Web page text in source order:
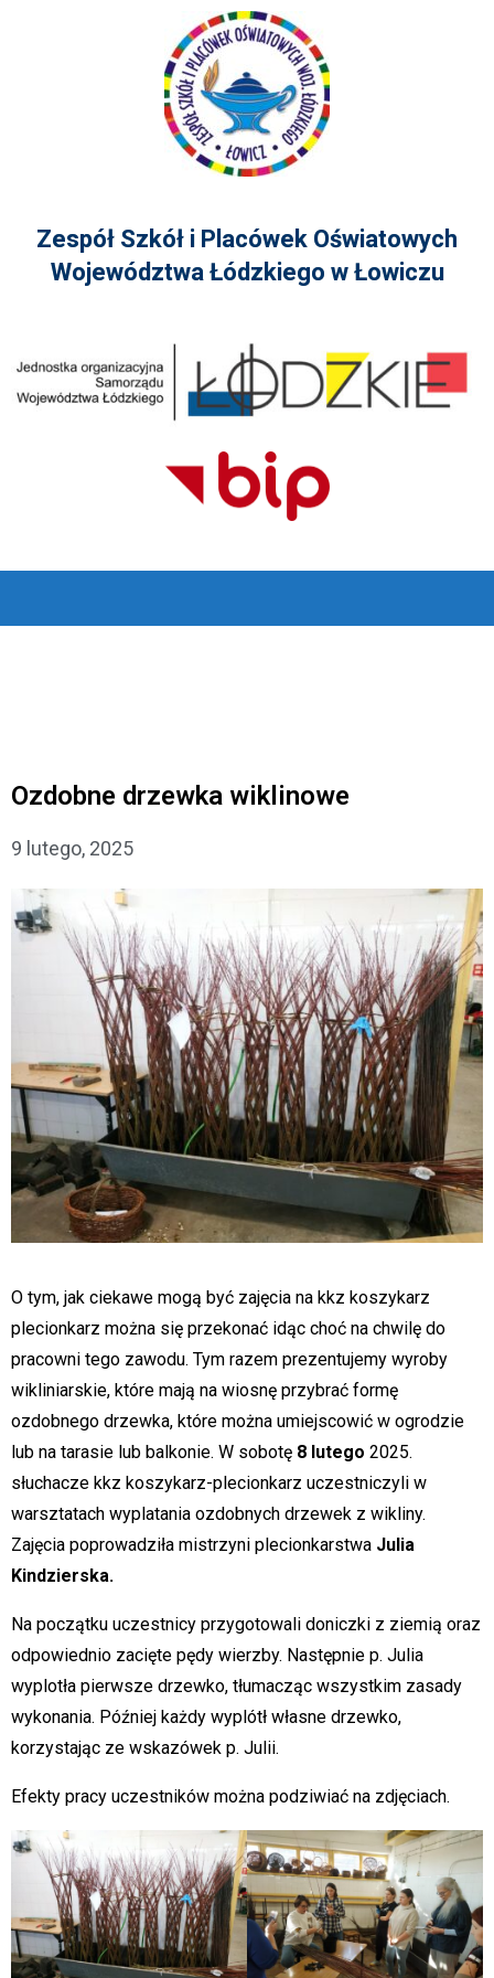
Zespół Szkół i Placówek Oświatowych
Województwa Łódzkiego w Łowiczu
Ozdobne drzewka wiklinowe
9 lutego, 2025
O tym, jak ciekawe mogą być zajęcia na kkz koszykarz
plecionkarz można się przekonać idąc choć na chwilę do
pracowni tego zawodu. Tym razem prezentujemy wyroby
wikliniarskie, które mają na wiosnę przybrać formę
ozdobnego drzewka, które można umiejscowić w ogrodzie
lub na tarasie lub balkonie. W sobotę 8 lutego 2025.
słuchacze kkz koszykarz-plecionkarz uczestniczyli w
warsztatach wyplatania ozdobnych drzewek z wikliny.
Zajęcia poprowadziła mistrzyni plecionkarstwa Julia
Kindzierska.
Na początku uczestnicy przygotowali doniczki z ziemią oraz
odpowiednio zacięte pędy wierzby. Następnie p. Julia
wyplotła pierwsze drzewko, tłumacząc wszystkim zasady
wykonania. Później każdy wyplótł własne drzewko,
korzystając ze wskazówek p. Julii.
Efekty pracy uczestników można podziwiać na zdjęciach.